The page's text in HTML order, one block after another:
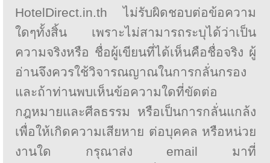
HotelDirect.in.th ไม่รับผิดชอบต่อข้อความ
ใดๆทั้งสิ้น เพราะไม่สามารถระบุได้ว่าเป็น
ความจริงหรือ ชื่อผู้เขียนที่ได้เห็นคือชื่อจริง ผู้
อ่านจึงควรใช้วิจารณญาณในการกลั่นกรอง
และถ้าท่านพบเห็นข้อความใดที่ขัดต่อ
กฎหมายและศีลธรรม หรือเป็นการกลั่นแกล้ง
เพื่อให้เกิดความเสียหาย ต่อบุคคล หรือหน่วย
งานใด กรุณาส่ง email มาที่